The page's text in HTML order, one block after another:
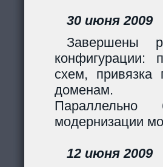
30 июня 2009
Завершены
конфигурации:
схем, привязка
доменам.
модернизации
12 июня 2009